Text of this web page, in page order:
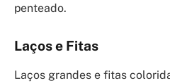
penteado.
Laços e Fitas
Laços grandes e fitas